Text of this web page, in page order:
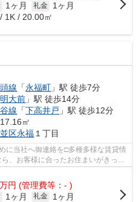
1ヶ月 礼金
1ヶ月
1K / 20.00㎡
線 「永福町 」駅 徒歩7分
明大前 」駅 徒歩14分
線 「下高井戸 」駅 徒歩12分
㎡
区永福１丁目
に当社へ御連絡を□多種多様な賃貸情
、お客様に合ったお住まいがきっと
万円 (管理費等：- )
1ヶ月 礼金
1ヶ月